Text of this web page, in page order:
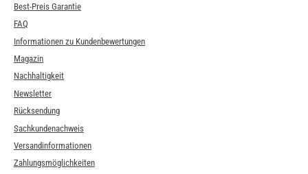
Best-Preis Garantie
FAQ
Informationen zu Kundenbewertungen
Magazin
Nachhaltigkeit
Newsletter
Rücksendung
Sachkundenachweis
Versandinformationen
Zahlungsmöglichkeiten